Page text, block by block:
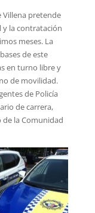
Villena pretende
y la contratación
meses. La
de este
en turno libre y
de movilidad.
de Policía
de carrera,
la Comunidad